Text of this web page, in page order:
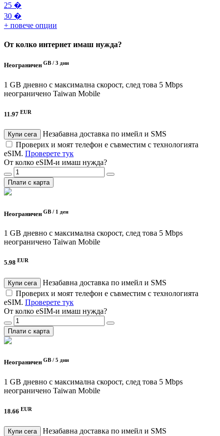
25 �
30 �
+ повече опции
От колко интернет имаш нужда?
Неограничен GB / 3 дни
1 GB дневно с максимална скорост, след това 5 Mbps
неограничено Taiwan Mobile
11.97 EUR
Купи сега
Незабавна доставка по имейл и SMS
Проверих и моят телефон е съвместим с технологията
eSIM. Проверете тук
От колко eSIM-и имаш нужда?
Плати с карта
Неограничен GB / 1 ден
1 GB дневно с максимална скорост, след това 5 Mbps
неограничено Taiwan Mobile
5.98 EUR
Купи сега
Незабавна доставка по имейл и SMS
Проверих и моят телефон е съвместим с технологията
eSIM. Проверете тук
От колко eSIM-и имаш нужда?
Плати с карта
Неограничен GB / 5 дни
1 GB дневно с максимална скорост, след това 5 Mbps
неограничено Taiwan Mobile
18.66 EUR
Купи сега
Незабавна доставка по имейл и SMS